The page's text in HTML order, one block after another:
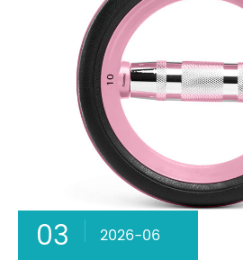
03 2026-06